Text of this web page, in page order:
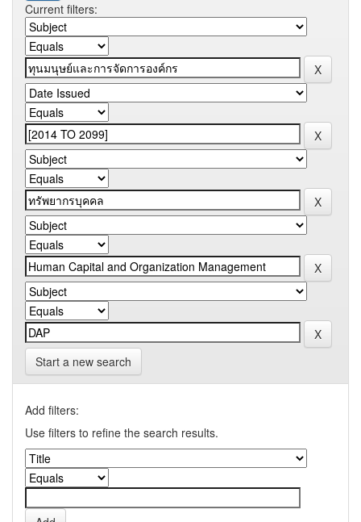
Current filters:
Start a new search
Add filters:
Use filters to refine the search results.